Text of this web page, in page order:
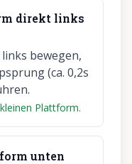
direkt links
bewegen,
(ca. 0,2s
Plattform.
unten